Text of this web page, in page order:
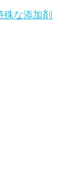
殊な添加剤